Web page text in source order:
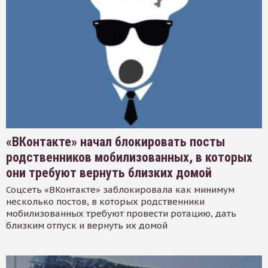
«ВКонтакте» начал блокировать посты
родственников мобилизованных, в которых
они требуют вернуть близких домой
Соцсеть «ВКонтакте» заблокировала как минимум
несколько постов, в которых родственники
мобилизованных требуют провести ротацию, дать
близким отпуск и вернуть их домой